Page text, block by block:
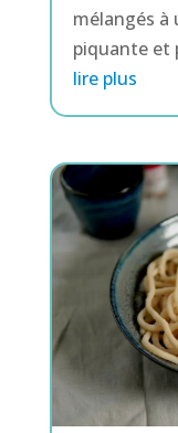
mélangés à
piquante et
lire plus